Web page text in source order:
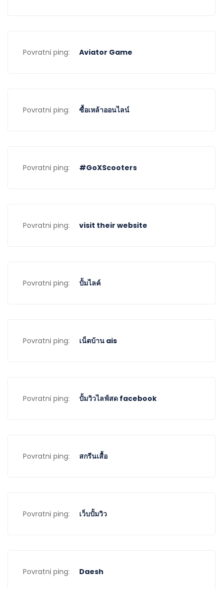
Povratni ping: Aviator Game
Povratni ping: ซื้อเหล้าออนไลน์
Povratni ping: #GoXScooters
Povratni ping: visit their website
Povratni ping: ปั้มไลค์
Povratni ping: เน็ตบ้าน ais
Povratni ping: ปั้มวิวไลฟ์สด facebook
Povratni ping: สกรีนเสื้อ
Povratni ping: เว็บปั้มวิว
Povratni ping: Daesh